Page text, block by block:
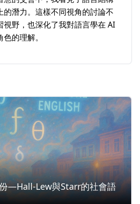
的潛力。這樣不同視角的討論不
視野，也深化了我對語言學在 AI
的理解。
—Hall-Lew與Starr的社會語